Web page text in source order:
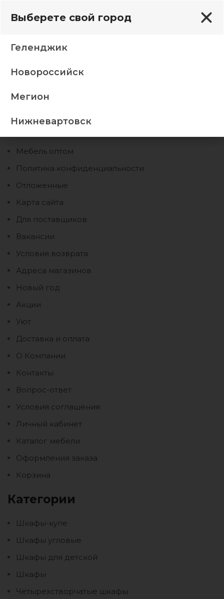
Страницы
Дизайнерам
Мебель оптом
Политика конфиденциальности
Отложенные
Карта сайта
Для поставщиков
Вакансии
Условия возврата
Адреса магазинов
Новый год
Акции
Уют
Доставка и оплата
О Компании
Контакты
Вопрос-ответ
Условия соглашения
Личный кабинет
Каталог мебели
Оформления заказа
Корзина
Категории
Шкафы-купе
Шкафы угловые
Шкафы для детской
Шкафы
Четырехстворчатые шкафы
Выберете свой город
Геленджик
Новороссийск
Мегион
Нижневартовск